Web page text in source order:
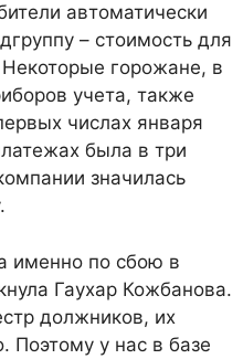
автоматически
– стоимость для
горожане, в
учета, также
числах января
была в три
значилась
именно по сбою в
Гаухар Кожбанова.
должников, их
Поэтому у нас в базе